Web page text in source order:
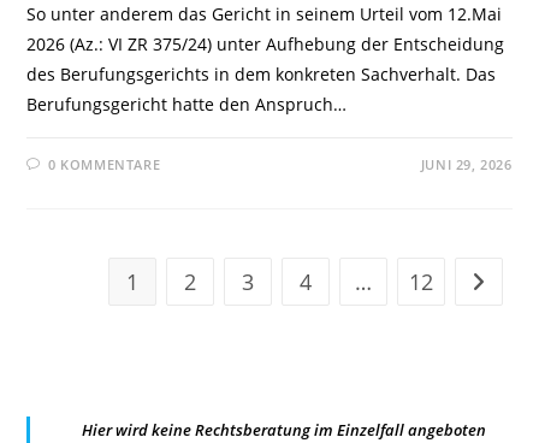
So unter anderem das Gericht in seinem Urteil vom 12.Mai
2026 (Az.: VI ZR 375/24) unter Aufhebung der Entscheidung
des Berufungsgerichts in dem konkreten Sachverhalt. Das
Berufungsgericht hatte den Anspruch…
0 KOMMENTARE JUNI 29, 2026
1 2 3 4 … 12 Zur
Hier wird keine Rechtsberatung im Einzelfall angeboten